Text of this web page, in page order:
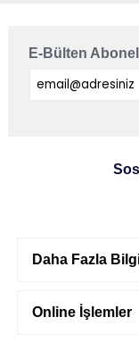
E-Bülten
Daha Fazla
Online İşlemler